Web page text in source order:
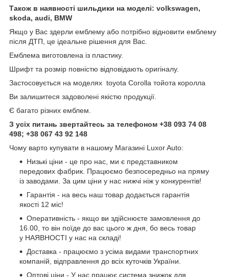
Також в наявності шильдики на моделі: volkswagen,
skoda, audi, BMW
Якщо у Вас здерли емблему або потрібно відновити емблему
після ДТП, це ідеальне рішення для Вас.
Емблема виготовлена із пластику.
Шрифт та розмір повністю відповідають оригіналу.
Застосовується на моделях toyota Corolla тойота королла
Ви залишитеся задоволені якістю продукції.
Є багато різних емблем.
З усіх питань звертайтесь за телефоном +38 093 74 08
498; +38 067 43 92 148
Чому варто купувати в нашому Магазині Luxor Auto:
Низькі ціни - це про нас, ми є представником
передових фабрик. Працюємо безпосередньо на пряму
із заводами. За цим ціни у нас нижчі ніж у конкурентів!
Гарантія - на весь наш товар додається гарантія
якості 12 міс!
Оперативність - якщо ви здійснюєте замовлення до
16.00, то він поїде до вас цього ж дня, бо весь товар
у НАЯВНОСТІ у нас на складі!
Доставка - працюємо з усіма видами транспортних
компаній, відправлення до всіх куточків України.
Оптові ціни - У нас працює система знижок для